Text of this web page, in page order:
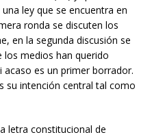
ley que se encuentra en
ronda se discuten los
en la segunda discusión se
medios han querido
es un primer borrador.
su intención central tal como
letra constitucional de